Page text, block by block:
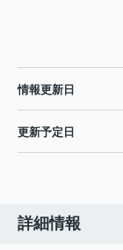
情報更新日
更新予定日
詳細情報